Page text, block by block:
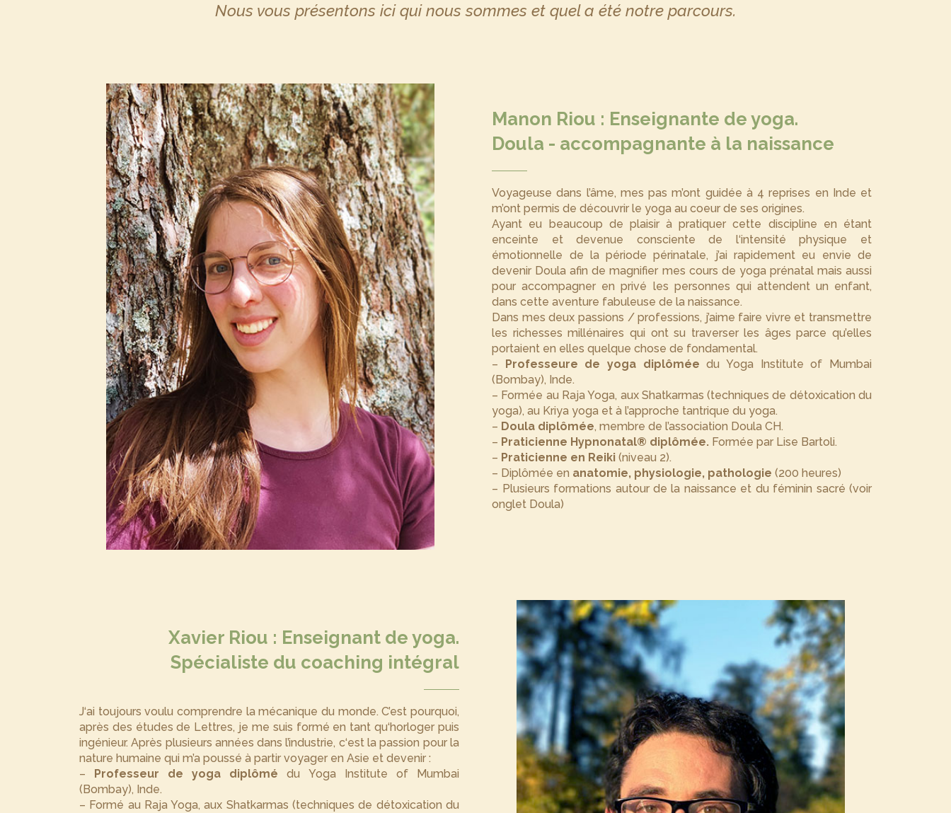
Nous vous présentons ici qui nous sommes et quel a été notre parcours.
Manon Riou : Enseignante de yoga.
Doula - accompagnante à la naissance
Voyageuse dans l’âme, mes pas m’ont guidée à 4 reprises en Inde et
m’ont permis de découvrir le yoga au coeur de ses origines.
Ayant eu beaucoup de plaisir à pratiquer cette discipline en étant
enceinte et devenue consciente de l‘intensité physique et
émotionnelle de la période périnatale, j’ai rapidement eu envie de
devenir Doula afin de magnifier mes cours de yoga prénatal mais aussi
pour accompagner en privé les personnes qui attendent un enfant,
dans cette aventure fabuleuse de la naissance.
Dans mes deux passions / professions, j’aime faire vivre et transmettre
les richesses millénaires qui ont su traverser les âges parce qu’elles
portaient en elles quelque chose de fondamental.
– Professeure de yoga diplômée du Yoga Institute of Mumbai
(Bombay), Inde.
– Formée au Raja Yoga, aux Shatkarmas (techniques de détoxication du
yoga), au Kriya yoga et à l’approche tantrique du yoga.
– Doula diplômée, membre de l’association Doula CH.
– Praticienne Hypnonatal® diplômée. Formée par Lise Bartoli.
– Praticienne en Reiki (niveau 2).
– Diplômée en anatomie, physiologie, pathologie (200 heures)
– Plusieurs formations autour de la naissance et du féminin sacré (voir
onglet Doula)
Xavier Riou : Enseignant de yoga.
Spécialiste du coaching intégral
J‘ai toujours voulu comprendre la mécanique du monde. C’est pourquoi,
après des études de Lettres, je me suis formé en tant qu‘horloger puis
ingénieur. Après plusieurs années dans l’industrie, c‘est la passion pour la
nature humaine qui m’a poussé à partir voyager en Asie et devenir :
– Professeur de yoga diplômé du Yoga Institute of Mumbai
(Bombay), Inde.
– Formé au Raja Yoga, aux Shatkarmas (techniques de détoxication du